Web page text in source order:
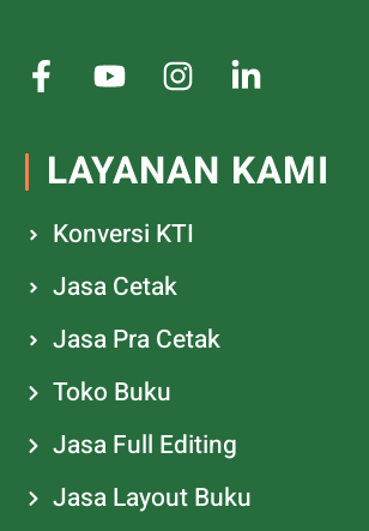
LAYANAN KAMI
Konversi KTI
Jasa Cetak
Jasa Pra Cetak
Toko Buku
Jasa Full Editing
Jasa Layout Buku